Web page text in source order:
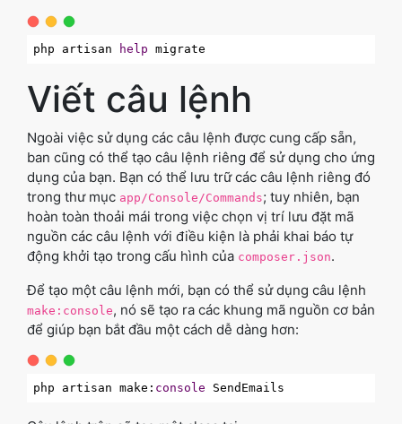
php artisan help
Viết câu lệnh
Ngoài việc sử dụng các câu lệnh được cung cấp sẵn,
ban cũng có thể tạo câu lệnh riêng để sử dụng cho ứng
dụng của bạn. Bạn có thể lưu trữ các câu lệnh riêng đó
trong thư mục app/Console/Commands; tuy nhiên, bạn
hoàn toàn thoải mái trong việc chọn vị trí lưu đặt mã
nguồn các câu lệnh với điều kiện là phải khai báo tự
động khởi tạo trong cấu hình của composer.json.
Để tạo một câu lệnh mới, bạn có thể sử dụng câu lệnh
make:console, nó sẽ tạo ra các khung mã nguồn cơ bản
để giúp bạn bắt đầu một cách dễ dàng hơn:
php artisan make: console